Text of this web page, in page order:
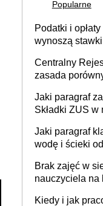
Popularne
Podatki i
wynoszą
Centralny
zasada
Jaki paragraf
Składki ZUS
Jaki paragraf
wodę i ścieki
Brak zajęć w
nauczyciela na
Kiedy i jak